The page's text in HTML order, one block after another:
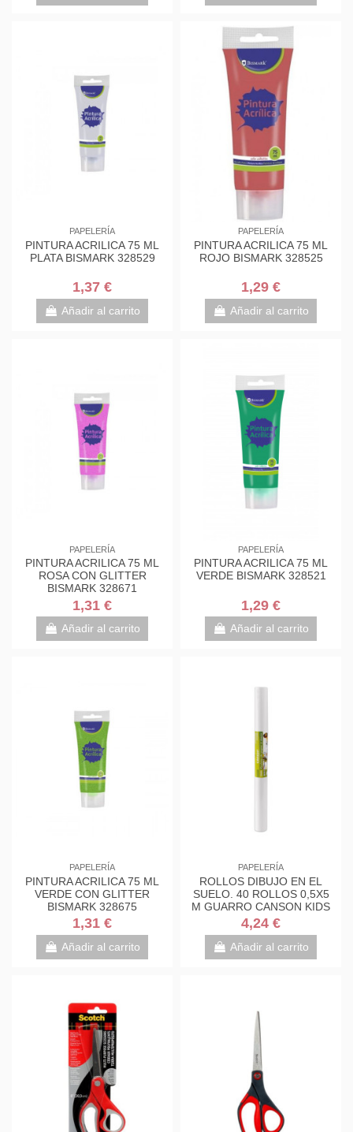
PAPELERÍA
PINTURA ACRILICA 75 ML
PLATA BISMARK 328529
1,37 €
Añadir al carrito
PAPELERÍA
PINTURA ACRILICA 75 ML
ROJO BISMARK 328525
1,29 €
Añadir al carrito
PAPELERÍA
PINTURA ACRILICA 75 ML
ROSA CON GLITTER
BISMARK 328671
1,31 €
Añadir al carrito
PAPELERÍA
PINTURA ACRILICA 75 ML
VERDE BISMARK 328521
1,29 €
Añadir al carrito
PAPELERÍA
PINTURA ACRILICA 75 ML
VERDE CON GLITTER
BISMARK 328675
1,31 €
Añadir al carrito
PAPELERÍA
ROLLOS DIBUJO EN EL
SUELO. 40 ROLLOS 0,5X5
M GUARRO CANSON KIDS
C200003210
4,24 €
Añadir al carrito